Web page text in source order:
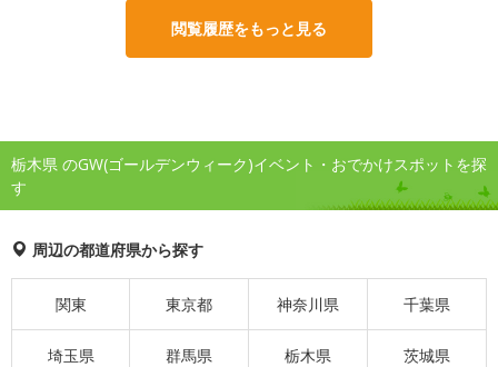
閲覧履歴をもっと見る
栃木県 のGW(ゴールデンウィーク)イベント・おでかけスポットを探
す
周辺の都道府県から探す
関東 東京都 神奈川県 千葉県
埼玉県 群馬県 栃木県 茨城県